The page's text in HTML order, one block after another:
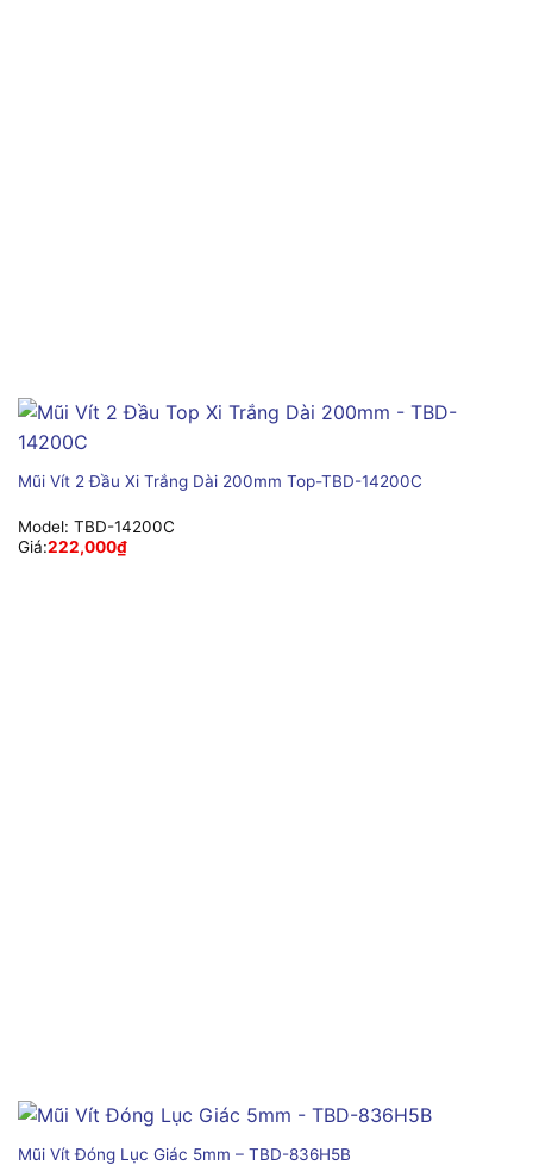
Mũi Vít 2 Đầu Xi Trắng Dài 200mm Top-TBD-14200C
Model: TBD-14200C
Giá:222,000₫
Mũi Vít Đóng Lục Giác 5mm – TBD-836H5B